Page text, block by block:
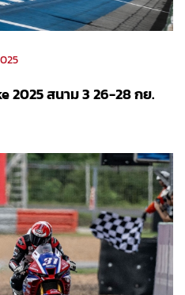
2025 สนาม 3 26-28 กย.